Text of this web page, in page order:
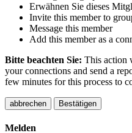
Erwähnen Sie dieses
Invite this member to
Message this member
Add this member as a
Bitte beachten Sie: This action
your connections and send a
few minutes for this process to
Bestätigen
Melden